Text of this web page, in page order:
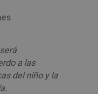
a las
del niño y la